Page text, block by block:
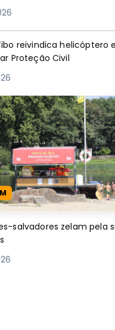
reivindica helicóptero
Proteção Civil
salvadores zelam pela